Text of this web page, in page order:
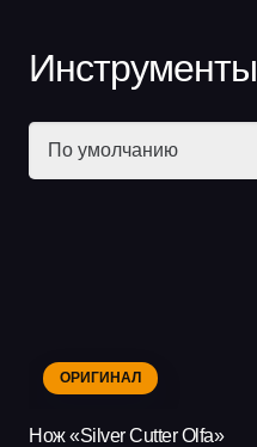
Инструменты
ОРИГИНАЛ
Нож «Silver Cutter Olfa»